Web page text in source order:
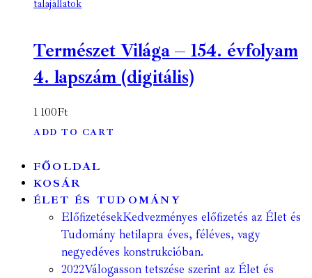
talajállatok
Természet Világa – 154. évfolyam
4. lapszám (digitális)
1 100Ft
ADD TO CART
FŐOLDAL
KOSÁR
ÉLET ÉS TUDOMÁNY
ElőfizetésekKedvezményes előfizetés az Élet és
Tudomány hetilapra éves, féléves, vagy
negyedéves konstrukcióban.
2022Válogasson tetszése szerint az Élet és